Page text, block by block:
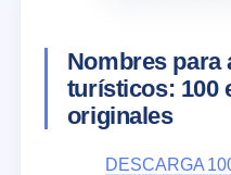
Nombres para
turísticos: 100
originales
DESCARGA